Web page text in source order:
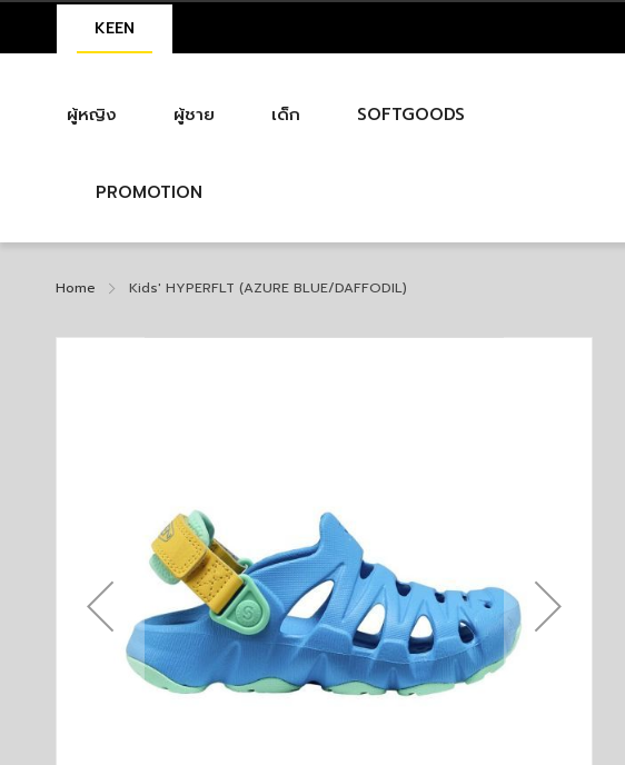
KEEN
ผู้หญิง ผู้ชาย เด็ก SOFTGOODS
PROMOTION
Home Kids' HYPERFLT (AZURE BLUE/DAFFODIL)